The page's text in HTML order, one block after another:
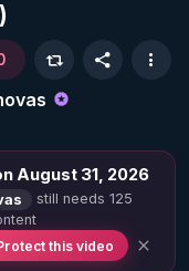
August 31, 2026
still needs 125
this video